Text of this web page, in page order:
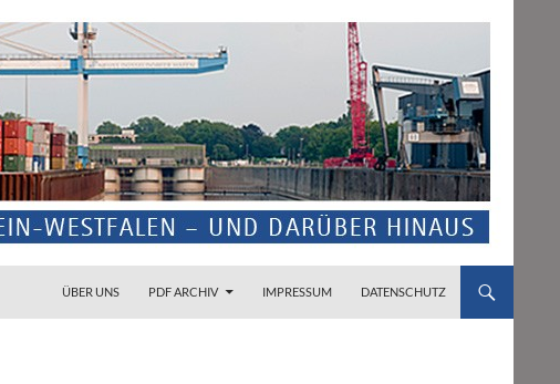
ÜBER UNS
PDF ARCHIV IMPRESSUM DATENSCHUTZ